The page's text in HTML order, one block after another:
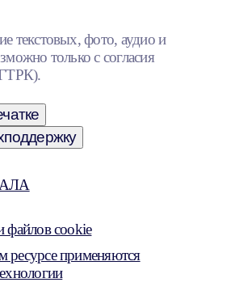
текстовых, фото, аудио и
только с согласия
файлов cookie
применяются